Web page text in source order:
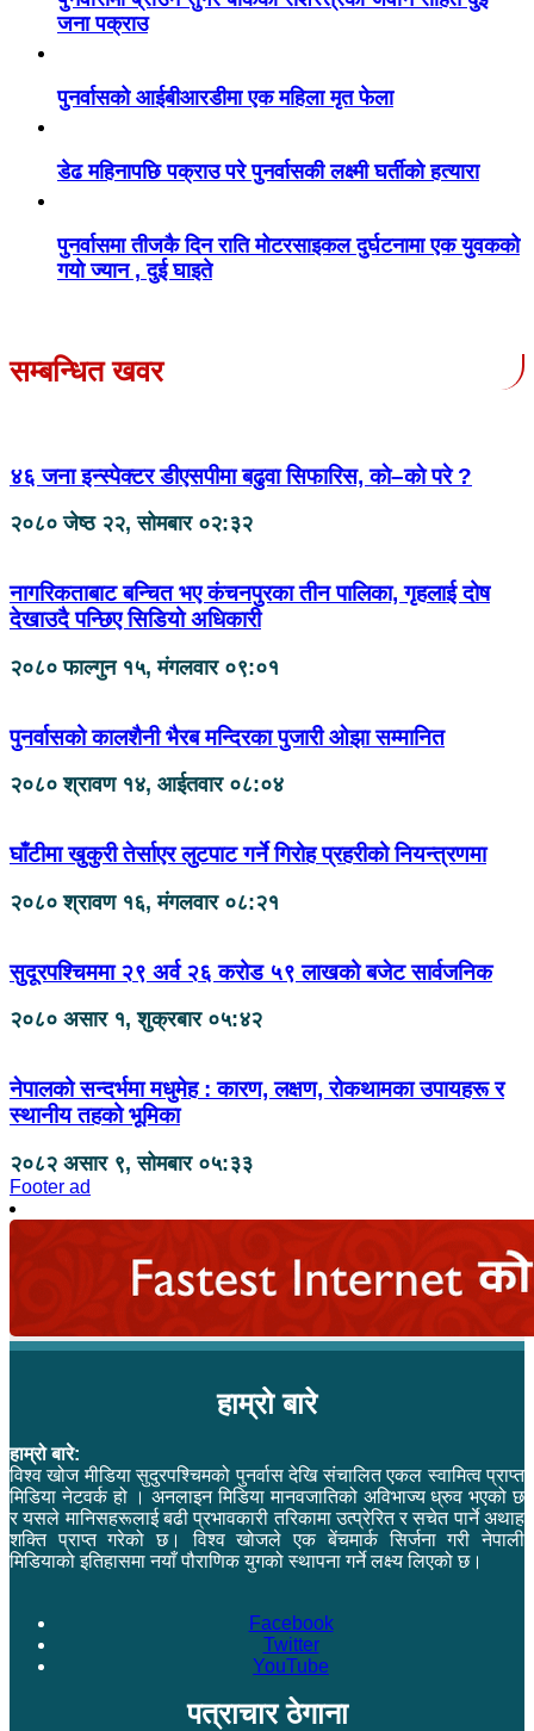
जना पक्राउ
पुनर्वासको आईबीआरडीमा एक महिला मृत फेला
डेढ महिनापछि पक्राउ परे पुनर्वासकी लक्ष्मी घर्तीको हत्यारा
पुनर्वासमा तीजकै दिन राति मोटरसाइकल दुर्घटनामा एक युवकको
गयो ज्यान , दुई घाइते
सम्बन्धित खवर
४६ जना इन्स्पेक्टर डीएसपीमा बढुवा सिफारिस, काे–काे परे ?
२०८० जेष्ठ २२, सोमबार ०२:३२
नागरिकताबाट बन्चित भए कंचनपुरका तीन पालिका, गृहलाई दोष
देखाउदै पन्छिए सिडियो अधिकारी
२०८० फाल्गुन १५, मंगलवार ०९:०१
पुनर्वासको कालशैनी भैरब मन्दिरका पुजारी ओझा सम्मानित
२०८० श्रावण १४, आईतवार ०८:०४
घाँटीमा खुकुरी तेर्साएर लुटपाट गर्ने गिरोह प्रहरीको नियन्त्रणमा
२०८० श्रावण १६, मंगलवार ०८:२१
सुदूरपश्चिममा २९ अर्व २६ करोड ५९ लाखको बजेट सार्वजनिक
२०८० असार १, शुक्रबार ०५:४२
नेपालको सन्दर्भमा मधुमेह : कारण, लक्षण, रोकथामका उपायहरू र
स्थानीय तहको भूमिका
२०८२ असार ९, सोमबार ०५:३३
Footer ad
हाम्रो बारे
हाम्रो बारे:
विश्व खोज मीडिया सुदुरपश्चिमको पुनर्वास देखि संचालित एकल स्वामित्व प्राप्त
मिडिया नेटवर्क हो । अनलाइन मिडिया मानवजातिको अविभाज्य ध्रुव भएको छ
र यसले मानिसहरूलाई बढी प्रभावकारी तरिकामा उत्प्रेरित र सचेत पार्ने अथाह
शक्ति प्राप्त गरेको छ। विश्व खोजले एक बेंचमार्क सिर्जना गरी नेपाली
मिडियाको इतिहासमा नयाँ पौराणिक युगको स्थापना गर्ने लक्ष्य लिएको छ।
Facebook
Twitter
YouTube
पत्राचार ठेगाना